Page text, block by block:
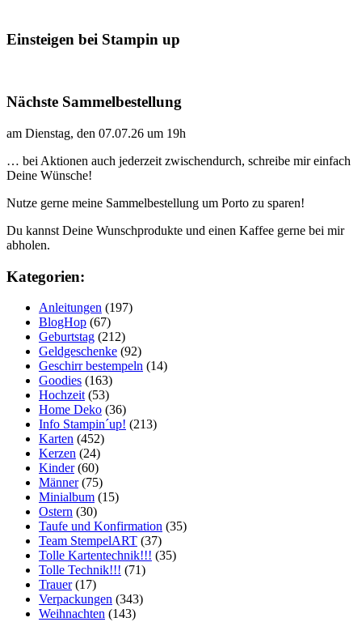
Einsteigen bei Stampin up
Nächste Sammelbestellung
am Dienstag, den 07.07.26 um 19h
… bei Aktionen auch jederzeit zwischendurch, schreibe mir einfach
Deine Wünsche!
Nutze gerne meine Sammelbestellung um Porto zu sparen!
Du kannst Deine Wunschprodukte und einen Kaffee gerne bei mir
abholen.
Kategorien:
Anleitungen (197)
BlogHop (67)
Geburtstag (212)
Geldgeschenke (92)
Geschirr bestempeln (14)
Goodies (163)
Hochzeit (53)
Home Deko (36)
Info Stampin´up! (213)
Karten (452)
Kerzen (24)
Kinder(60)
Männer(75)
Minialbum (15)
Ostern (30)
Taufe und Konfirmation (35)
Team StempelART (37)
Tolle Kartentechnik!!! (35)
Tolle Technik!!! (71)
Trauer(17)
Verpackungen (343)
Weihnachten (143)